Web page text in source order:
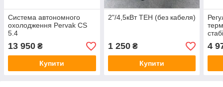
Система автономного
охолодження Pervak CS
5.4
13 950 ₴
Купити
2"/4,5кВт ТЕН (без кабеля)
1 250₴
Купити
4